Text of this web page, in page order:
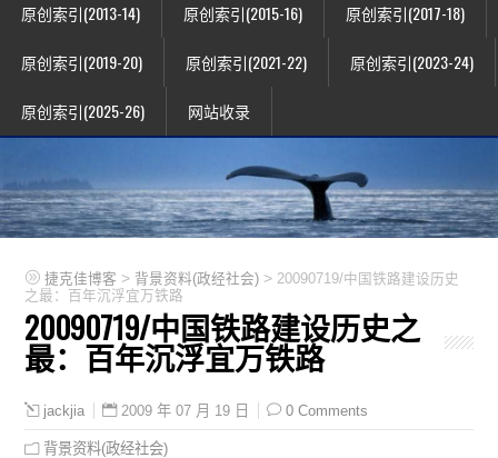
原创索引(2013-14) 原创索引(2015-16) 原创索引(2017-18)
原创索引(2019-20) 原创索引(2021-22) 原创索引(2023-24)
原创索引(2025-26) 网站收录
捷克佳博客 > 背景资料(政经社会) > 20090719/中国铁路建设历史
之最：百年沉浮宜万铁路
20090719/中国铁路建设历史之
最：百年沉浮宜万铁路
jackjia 2009 年 07 月 19 日 0 Comments
背景资料(政经社会)